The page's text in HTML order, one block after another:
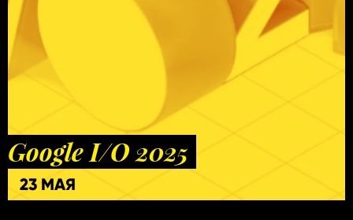
Google I/O 2025
23 МАЯ